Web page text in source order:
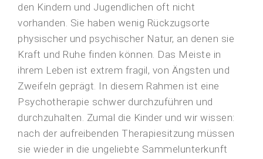
den Kindern und Jugendlichen oft nicht
vorhanden. Sie haben wenig Rückzugsorte
physischer und psychischer Natur, an denen sie
Kraft und Ruhe finden können. Das Meiste in
ihrem Leben ist extrem fragil, von Ängsten und
Zweifeln geprägt. In diesem Rahmen ist eine
Psychotherapie schwer durchzuführen und
durchzuhalten. Zumal die Kinder und wir wissen:
nach der aufreibenden Therapiesitzung müssen
sie wieder in die ungeliebte Sammelunterkunft